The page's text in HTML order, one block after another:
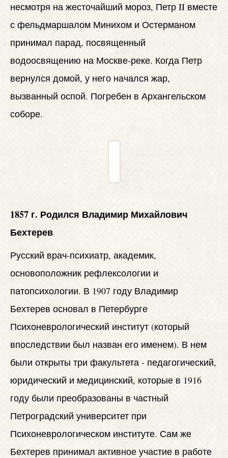
несмотря на жесточайший мороз, Петр II вместе
с фельдмаршалом Минихом и Остерманом
принимал парад, посвященный
водоосвящению на Москве-реке. Когда Петр
вернулся домой, у него начался жар,
вызванный оспой. Погребен в Архангельском
соборе.
1857 г. Родился Владимир Михайлович
Бехтерев
Русский врач-психиатр, академик,
основоположник рефлексологии и
патопсихологии. В 1907 году Владимир
Бехтерев основал в Петербурге
Психоневрологический институт (который
впоследствии был назван его именем). В нем
были открыты три факультета - педагогический,
юридический и медицинский, которые в 1916
году были преобразованы в частный
Петроградский университет при
Психоневрологическом институте. Сам же
Бехтерев принимал активное участие в работе